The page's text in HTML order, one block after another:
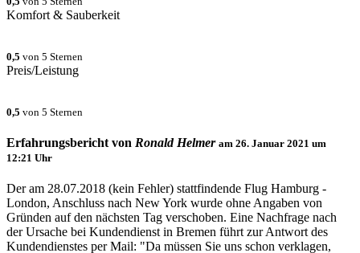
Komfort & Sauberkeit
0,5 von 5 Sternen
Preis/Leistung
0,5 von 5 Sternen
Erfahrungsbericht von Ronald Helmer am 26. Januar 2021 um
12:21 Uhr
Der am 28.07.2018 (kein Fehler) stattfindende Flug Hamburg -
London, Anschluss nach New York wurde ohne Angaben von
Gründen auf den nächsten Tag verschoben. Eine Nachfrage nach
der Ursache bei Kundendienst in Bremen führt zur Antwort des
Kundendienstes per Mail: "Da müssen Sie uns schon verklagen,